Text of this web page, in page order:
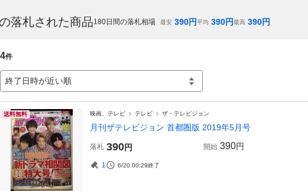
落札された商品180日間の落札相場 最安 390円平均 390円最高 390円
4件
終了日時が近い順
送料無料 映画、テレビ テレビ ザ・テレビジョン
月刊ザテレビジョン 首都圏版 2019年5月号
落札 390円 開始 390円
1 6/20 00:29終了